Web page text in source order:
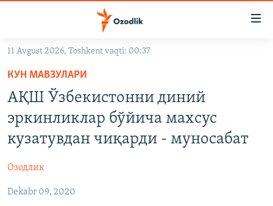
ўтинг
Асосий
навигацияга
ўтинг
Қидиришга
ўтинг
OZODVIDEO
OZODARXIV
На русском
ИЖТИМОИЙ ТАРМОҚЛАР
11 Avgust 2026, Toshkent vaqti: 00:37
КУН МАВЗУЛАРИ
АҚШ Ўзбекистонни диний
эркинликлар бўйича махсус
кузатувдан чиқарди - муносабат
Озодлик
Dekabr 09, 2020